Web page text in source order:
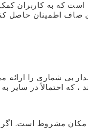
است که به کاربران
صاف اطمینان حاصل
بی شماری را
، که احتمالاً در سایر